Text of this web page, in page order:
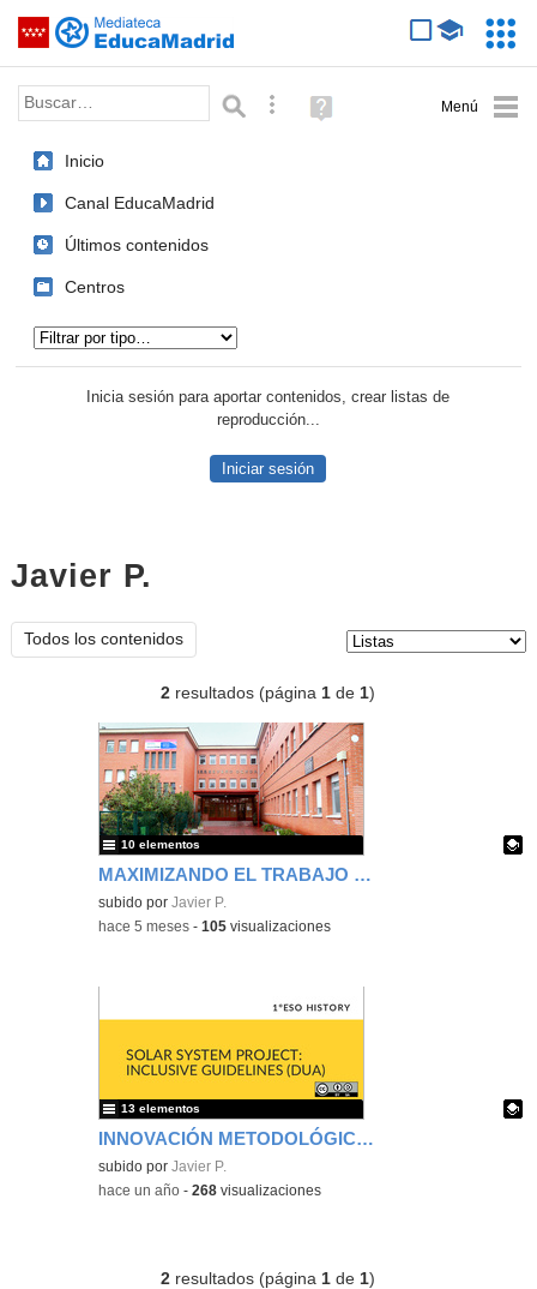
Saltar navegación
Palabra o frase: Búsqueda avanzada
Ayuda
(en
Inicio
Canal EducaMadrid
Últimos contenidos
Centros
Inicia sesión para aportar contenidos, crear listas de
reproducción...
Iniciar sesión
Javier P.
Todos los contenidos
2 resultados (página1 de1)
MAXIMIZANDO EL TRABAJO CON PROGRAMA BILINGÜE. BRIDGING THE GAP
Contenido educativo.
subido porJavier P.
10 elementos
-hace 5 meses -105 visualizaciones
INNOVACIÓN METODOLÓGICA EN EL AULA CLIL IES SEVERO OCHOA
Contenido educativo.
subido porJavier P.
13 elementos
-hace un año -268 visualizaciones
2 resultados (página 1 de 1)